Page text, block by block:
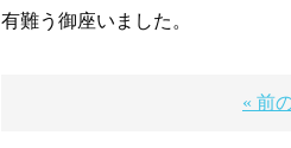
有難う御座いました。
« 前